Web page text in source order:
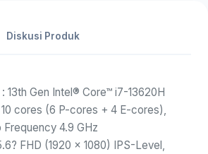
Diskusi Produk
13th Gen Intel® Core™ i7-13620H
cores (6 P-cores + 4 E-cores),
Frequency 4.9 GHz
FHD (1920 x 1080) IPS-Level,